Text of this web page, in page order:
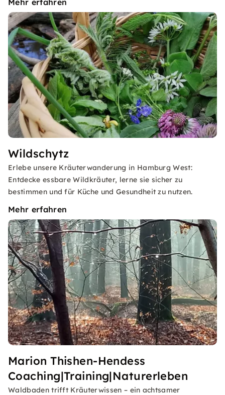
Mehr erfahren
Wildschytz
Erlebe unsere Kräuterwanderung in Hamburg West:
Entdecke essbare Wildkräuter, lerne sie sicher zu
bestimmen und für Küche und Gesundheit zu nutzen.
Mehr erfahren
Marion Thishen-Hendess
Coaching|Training|Naturerleben
Waldbaden trifft Kräuterwissen – ein achtsamer